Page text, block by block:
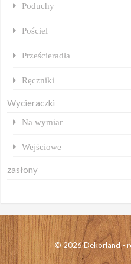
Poduchy
Pościel
Prześcieradła
Ręczniki
Wycieraczki
Na wymiar
Wejściowe
zasłony
© 2026 Dekorland -